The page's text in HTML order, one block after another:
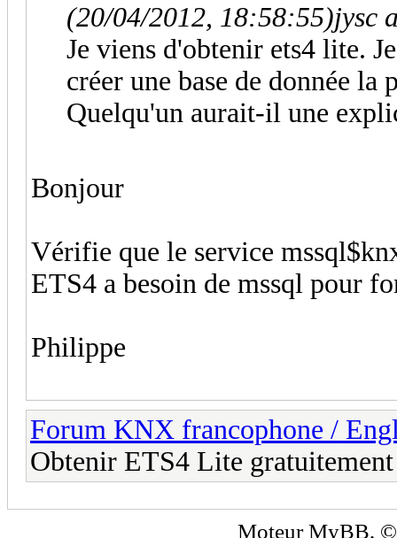
(20/04/2012, 18:58:55)jysc
Je viens d'obtenir ets4 lite.
créer une base de donnée la
Quelqu'un aurait-il une
Bonjour
Vérifie que le service
ETS4 a besoin de mssql pour
Philippe
Forum KNX francophone /
Obtenir ETS4 Lite gratuitement
MoteurMyBB,